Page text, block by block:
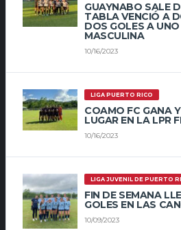
GUAYNABO SALE
TABLA VENCIÓ A
DOS GOLES A
MASCULINA
10/16/2023
LIGA PUERTO RICO
COAMO FC GANA
LUGAR EN LA LPR
10/16/2023
LIGA JUVENIL DE PUERTO
FIN DE SEMANA
GOLES EN LAS
10/09/2023